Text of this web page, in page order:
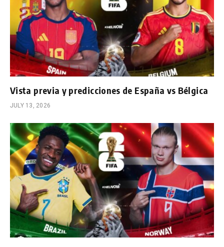
Vista previa y predicciones de España vs Bélgica
JULY 13, 2026